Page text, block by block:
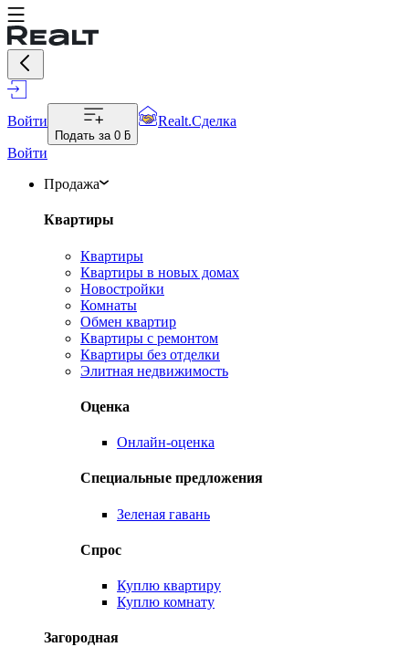
Войти
Подать за 0 ƃ
Realt.Сделка
Войти
Продажа
Квартиры
Квартиры
Квартиры в новых домах
Новостройки
Комнаты
Обмен квартир
Квартиры с ремонтом
Квартиры без отделки
Элитная недвижимость
Оценка
Онлайн-оценка
Специальные предложения
Зеленая гавань
Спрос
Куплю квартиру
Куплю комнату
Загородная